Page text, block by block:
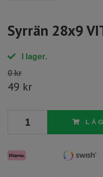
Syrrän 28x9
I lager.
0 kr
49 kr